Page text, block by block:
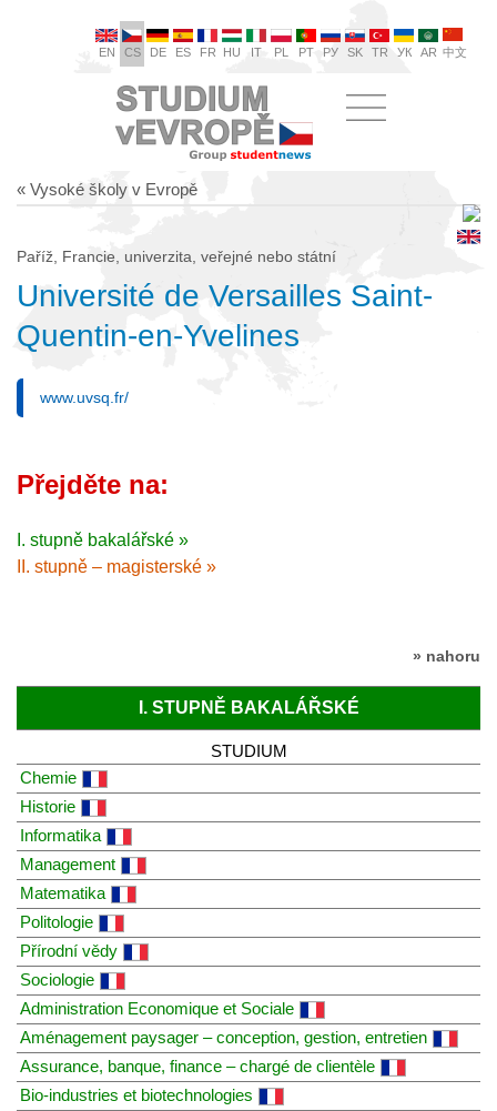
EN CS DE ES FR HU IT PL PT РУ SK TR УК AR 中文
« Vysoké školy v Evropě
Paříž, Francie, univerzita, veřejné nebo státní
Université de Versailles Saint-
Quentin-en-Yvelines
www.uvsq.fr/
Přejděte na:
I. stupně bakalářské »
II. stupně – magisterské »
» nahoru
I. STUPNĚ BAKALÁŘSKÉ
STUDIUM
Chemie
Historie
Informatika
Management
Matematika
Politologie
Přírodní vědy
Sociologie
Administration Economique et Sociale
Aménagement paysager – conception, gestion, entretien
Assurance, banque, finance – chargé de clientèle
Bio-industries et biotechnologies